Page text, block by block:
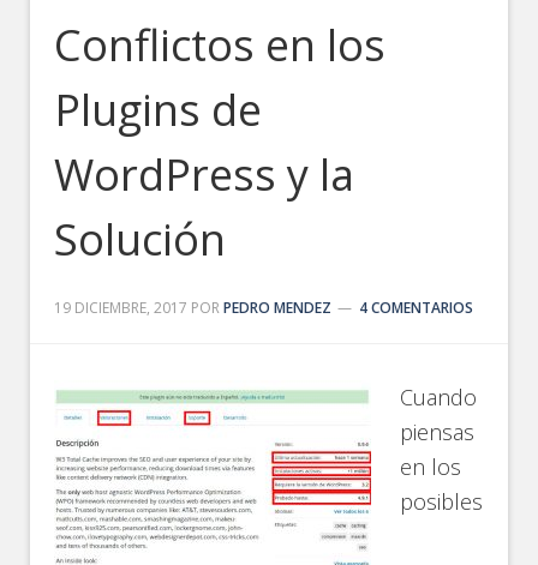
Conflictos en los
Plugins de
WordPress y la
Solución
19 DICIEMBRE, 2017 PORPEDRO MENDEZ 4 COMENTARIOS
Cuando
piensas
en los
posibles